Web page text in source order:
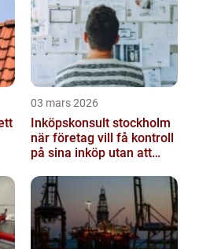
03 mars 2026
Inköpskonsult stockholm
när företag vill få kontroll
på sina inköp utan att